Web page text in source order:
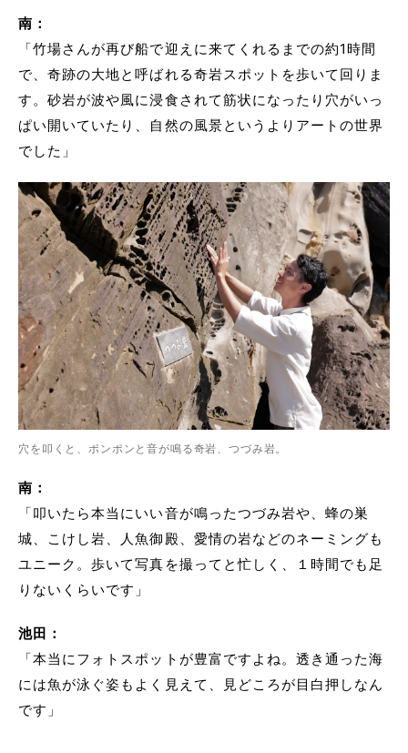
南：
「竹場さんが再び船で迎えに来てくれるまでの約1時間
で、奇跡の大地と呼ばれる奇岩スポットを歩いて回りま
す。砂岩が波や風に浸食されて筋状になったり穴がいっ
ぱい開いていたり、自然の風景というよりアートの世界
でした」
穴を叩くと、ポンポンと音が鳴る奇岩、つづみ岩。
南：
「叩いたら本当にいい音が鳴ったつづみ岩や、蜂の巣
城、こけし岩、人魚御殿、愛情の岩などのネーミングも
ユニーク。歩いて写真を撮ってと忙しく、１時間でも足
りないくらいです」
池田：
「本当にフォトスポットが豊富ですよね。透き通った海
には魚が泳ぐ姿もよく見えて、見どころが目白押しなん
です」